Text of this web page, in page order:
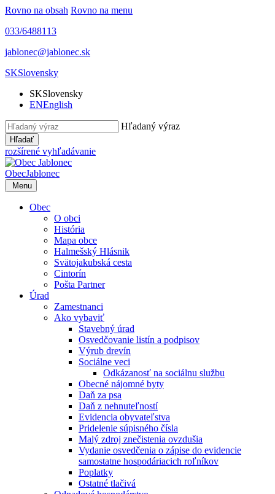
Rovno na obsah Rovno na menu
033/6488113
jablonec@jablonec.sk
SKSlovensky
SKSlovensky
ENEnglish
Hľadaný výraz
Hľadať
rozšírené vyhľadávanie
ObecJablonec
Menu
Obec
O obci
História
Mapa obce
Halmešský Hlásnik
Svätojakubská cesta
Cintorín
Pošta Partner
Úrad
Zamestnanci
Ako vybaviť
Stavebný úrad
Osvedčovanie listín a podpisov
Výrub drevín
Sociálne veci
Odkázanosť na sociálnu službu
Obecné nájomné byty
Daň za psa
Daň z nehnuteľností
Evidencia obyvateľstva
Pridelenie súpisného čísla
Malý zdroj znečistenia ovzdušia
Vydanie osvedčenia o zápise do evidencie
samostatne hospodáriacich roľníkov
Poplatky
Ostatné tlačivá